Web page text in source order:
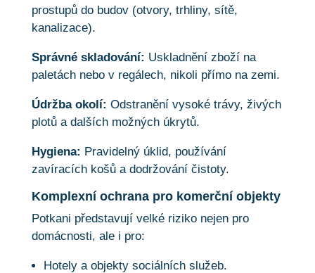
prostupů do budov (otvory, trhliny, sítě,
kanalizace).
Správné skladování: Uskladnění zboží na
paletách nebo v regálech, nikoli přímo na zemi.
Údržba okolí: Odstranění vysoké trávy, živých
plotů a dalších možných úkrytů.
Hygiena: Pravidelný úklid, používání
zavíracích košů a dodržování čistoty.
Komplexní ochrana pro komerční objekty
Potkani představují velké riziko nejen pro
domácnosti, ale i pro:
Hotely a objekty sociálních služeb.